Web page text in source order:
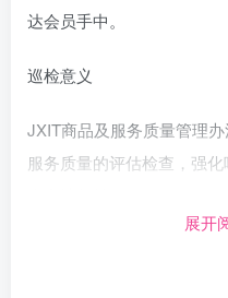
达会员手中。
巡检意义
JXIT商品及服务质量管理
服务质量的评估检查，强
展开